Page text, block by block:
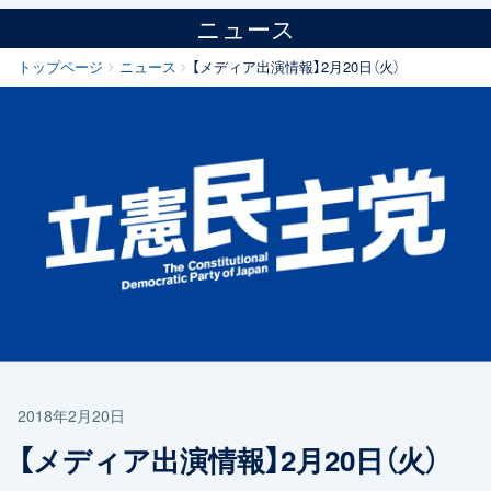
ニュース
トップページ ニュース 【メディア出演情報】2月20日（火）
2018年2月20日
【メディア出演情報】2月20日（火）